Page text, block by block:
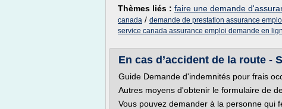
Thèmes liés : faire une demande
canada / demande de prestation assurance
service canada assurance emploi demande en
En cas d’accident de la route -
Guide Demande d'indemnités pour frais
Autres moyens d'obtenir le formulaire de
Vous pouvez demander à la personne qui